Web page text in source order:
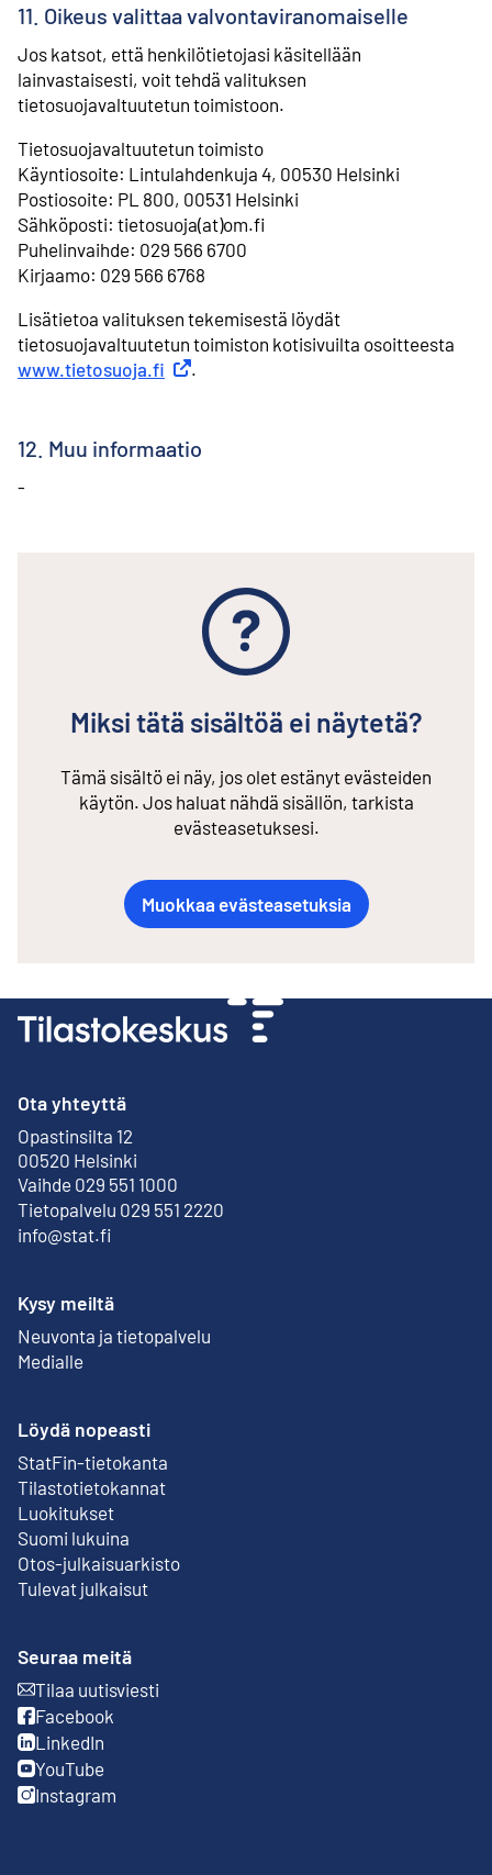
11. Oikeus valittaa valvontaviranomaiselle
Jos katsot, että henkilötietojasi käsitellään
lainvastaisesti, voit tehdä valituksen
tietosuojavaltuutetun toimistoon.
Tietosuojavaltuutetun toimisto
⁠Käyntiosoite: Lintulahdenkuja 4, 00530 Helsinki
⁠Postiosoite: PL 800, 00531 Helsinki
⁠Sähköposti: tietosuoja(at)om.fi
⁠Puhelinvaihde: 029 566 6700
⁠Kirjaamo: 029 566 6768
Lisätietoa valituksen tekemisestä löydät
tietosuojavaltuutetun toimiston kotisivuilta osoitteesta
www.tietosuoja.fi Ulkoinen linkki
.
12. Muu informaatio
-
Miksi tätä sisältöä ei näytetä?
Tämä sisältö ei näy, jos olet estänyt evästeiden
käytön. Jos haluat nähdä sisällön, tarkista
evästeasetuksesi.
Muokkaa evästeasetuksia
Ota yhteyttä
Opastinsilta 12
00520 Helsinki
Ulkoinen linkki
Vaihde 029 551 1000
Tietopalvelu 029 551 2220
info@stat.fi
Kysy meiltä
Neuvonta ja tietopalvelu
Medialle
Löydä nopeasti
StatFin-tietokanta
Ulkoinen linkki
Tilastotietokannat
Luokitukset
Suomi lukuina
Otos-julkaisuarkisto
Ulkoinen linkki
Tulevat julkaisut
Seuraa meitä
Tilaa uutisviesti
Ulkoinen linkki
Facebook
Ulkoinen linkki
LinkedIn
Ulkoinen linkki
YouTube
Ulkoinen linkki
Instagram
Ulkoinen linkki